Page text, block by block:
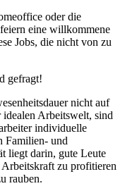
oder die
eine willkommene
Jobs, die nicht von zu
gefragt!
nicht auf
Arbeitswelt, sind
individuelle
Familien- und
liegt darin, gute Leute
zu profitieren
rauben.